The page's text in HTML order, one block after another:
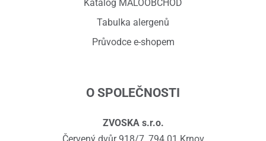
Katalog MALOOBCHOD
Tabulka alergenů
Průvodce e-shopem
O SPOLEČNOSTI
ZVOSKA s.r.o.